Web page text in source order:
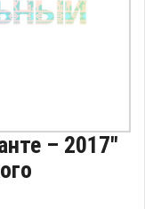
– 2017"